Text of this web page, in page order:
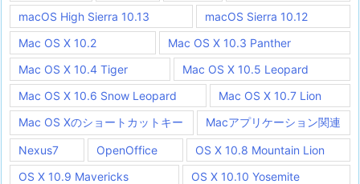
macOS High Sierra 10.13
macOS Sierra 10.12
Mac OS X 10.2
Mac OS X 10.3 Panther
Mac OS X 10.4 Tiger
Mac OS X 10.5 Leopard
Mac OS X 10.6 Snow Leopard
Mac OS X 10.7 Lion
Mac OS Xのショートカットキー
Macアプリケーション関連
Nexus7 OpenOffice
OS X 10.8 Mountain Lion
OS X 10.9 Mavericks
OS X 10.10 Yosemite